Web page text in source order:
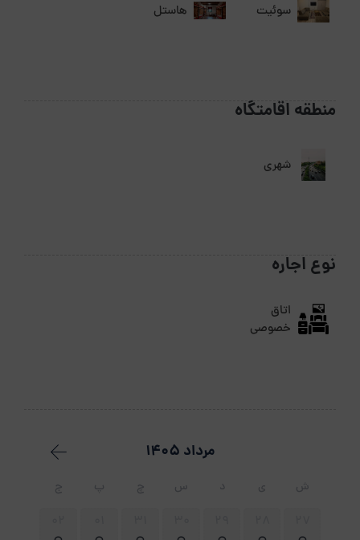
سوئیت هاستل
منطقه اقامتگاه
شهری
نوع اجاره
اتاق
خصوصی
مرداد 1405
ش ی د س چ پ ج